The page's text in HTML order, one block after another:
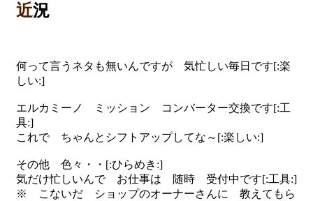
近況
何って言うネタも無いんですが 気忙しい毎日です[:楽
しい:]
エルカミーノ ミッション コンバーター交換です[:工
具:]
これで ちゃんとシフトアップしてな～[:楽しい:]
その他 色々・・[:ひらめき:]
気だけ忙しいんで お仕事は 随時 受付中です[:工具:]
※ こないだ ショップのオーナーさんに 教えてもら